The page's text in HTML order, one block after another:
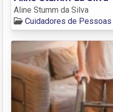
Aline Stumm da Silva
Cuidadores de Pessoas